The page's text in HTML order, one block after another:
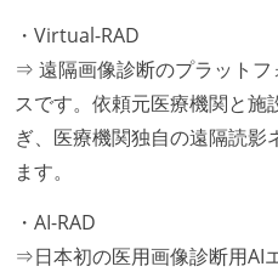
・Virtual-RAD
⇒ 遠隔画像診断のプラットフ
スです。依頼元医療機関と施
ぎ、医療機関独自の遠隔読影
ます。
・AI-RAD
⇒日本初の医用画像診断用AI